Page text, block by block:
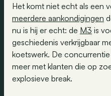
Het komt niet echt als een
meerdere aankondigingen
nu is hij er echt: de M3 is
geschiedenis verkrijgbaar
koetswerk. De
meer met klanten die op
explosieve break.